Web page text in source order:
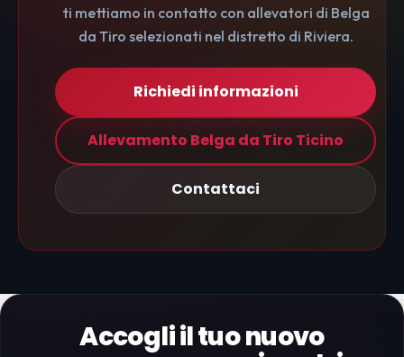
ti mettiamo in contatto con allevatori di Belga
da Tiro selezionati nel distretto di Riviera.
Richiedi informazioni
Allevamento Belga da Tiro Ticino
Contattaci
Accogli il tuo nuovo